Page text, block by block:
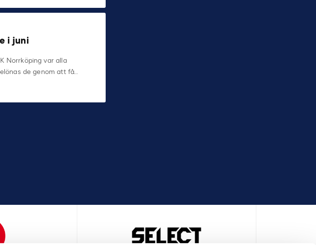
i juni
Norrköping var alla
de genom att få…